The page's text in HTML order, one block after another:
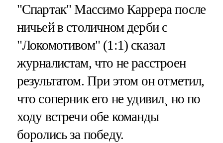
"Спартак" Массимо Каррера после
ничьей в столичном дерби с
"Локомотивом" (1:1) сказал
журналистам, что не расстроен
результатом. При этом он отметил,
что соперник его не удивил¸ но по
ходу встречи обе команды
боролись за победу.